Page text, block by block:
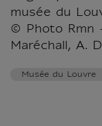
musée du
© Photo Rmn
Maréchall, A.
Musée du Louvre